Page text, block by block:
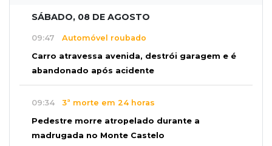
SÁBADO, 08 DE AGOSTO
09:47 Automóvel roubado
Carro atravessa avenida, destrói garagem e é
abandonado após acidente
09:34 3ª morte em 24 horas
Pedestre morre atropelado durante a
madrugada no Monte Castelo